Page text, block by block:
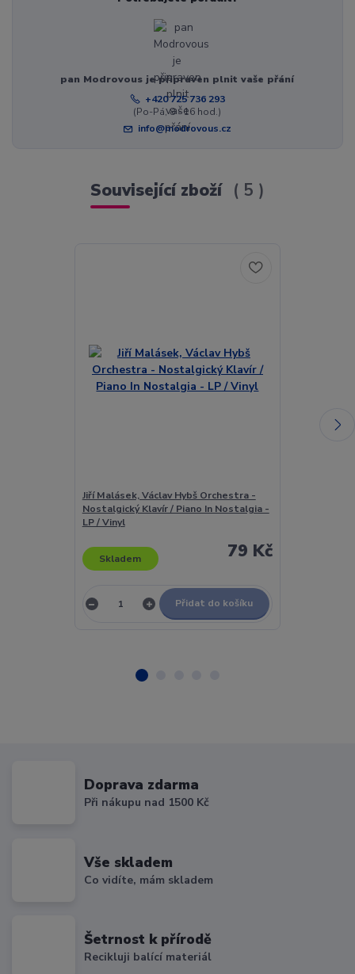
pan Modrovous je připraven plnit vaše přání
+420 725 736 293
(Po-Pá, 8 - 16 hod.)
info@modrovous.cz
Související zboží 5
Jiří Malásek, Václav Hybš Orchestra -
Nostalgický Klavír / Piano In Nostalgia -
LP / Vinyl
79 Kč
Skladem
Přidat do košíku
Doprava zdarma
Při nákupu nad 1500 Kč
Vše skladem
Co vidíte, mám skladem
Šetrnost k přírodě
Recikluji balící materiál